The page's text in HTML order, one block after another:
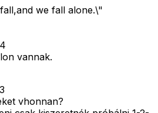
we fall alone.\"
vannak.
vhonnan?